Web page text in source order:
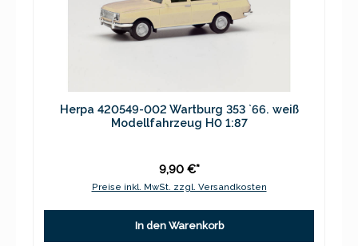
Herpa 420549-002 Wartburg 353 `66. weiß
Modellfahrzeug H0 1:87
9,90 €*
Preise inkl. MwSt. zzgl. Versandkosten
In den Warenkorb